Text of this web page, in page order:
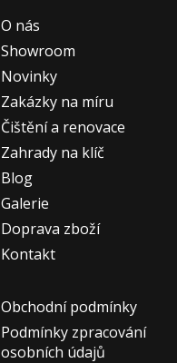
O nás
Showroom
Novinky
Zakázky na míru
Čištění a renovace
Zahrady na klíč
Blog
Galerie
Doprava zboží
Kontakt
Obchodní podmínky
Podmínky zpracování
osobních údajů